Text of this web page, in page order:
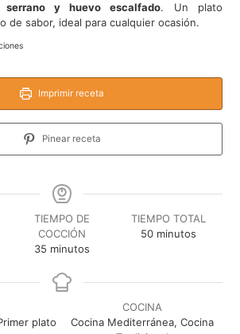
serrano y huevo escalfado. Un plato
de sabor, ideal para cualquier ocasión.
Imprimir receta
Pinear receta
TIEMPO DE
COCCIÓN
35minutos
minutos
TIEMPO TOTAL
50minutos
minutos
plato
COCINA
Cocina Mediterránea, Cocina